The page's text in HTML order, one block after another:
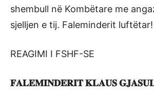
shembull në Kombëtare me
sjelljen e tij. Faleminderit luftëtar!
REAGIMI I FSHF-SE
𝐅𝐀𝐋𝐄𝐌𝐈𝐍𝐃𝐄𝐑𝐈𝐓 𝐊𝐋𝐀𝐔𝐒